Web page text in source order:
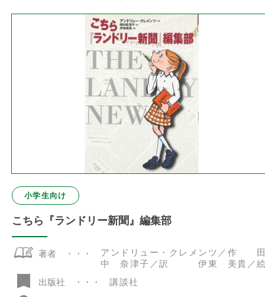
小学生向け
こちら『ランドリー新聞』編集部
著者
アンドリュー・クレメンツ／作
中 奈津子／訳 伊東 美貴／
出版社
講談社